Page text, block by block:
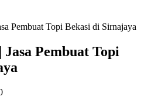
Pembuat Topi Bekasi di Sirnajaya
Jasa Pembuat Topi